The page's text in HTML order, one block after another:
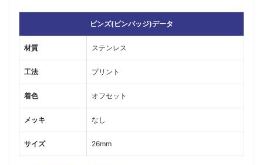
ピンズ(ピンバッジ)データ
材質 ステンレス
工法 プリント
着色 オフセット
メッキ なし
サイズ 26mm